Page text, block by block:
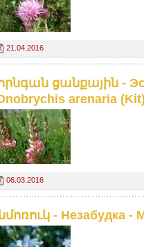
21.04.2016
ցանքային -
arenaria
06.03.2016
- Незабудка -